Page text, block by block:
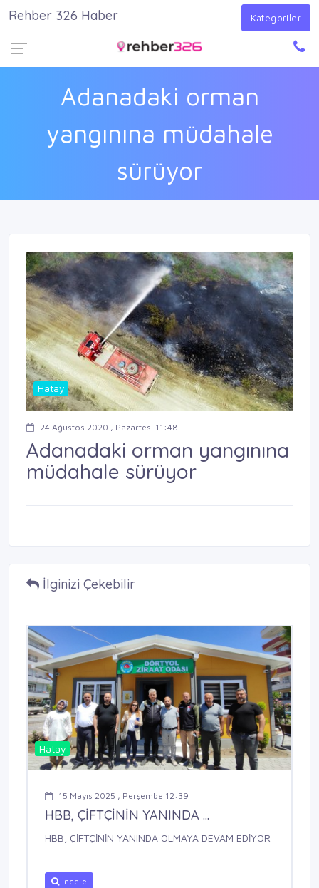
Giriş Yap
Adanadaki orman
yangınına müdahale
sürüyor
Rehber 326 Haber Kategoriler
Hatay
24 Ağustos 2020 , Pazartesi 11:48
Adanadaki orman yangınına
müdahale sürüyor
İlginizi Çekebilir
Hatay
15 Mayıs 2025 , Perşembe 12:39
HBB, ÇİFTÇİNİN YANINDA ...
HBB, ÇİFTÇİNİN YANINDA OLMAYA DEVAM EDİYOR
İncele